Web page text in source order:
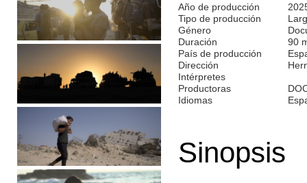
Año de producción
Tipo de producción
Género
Duración
90
País de producción
Dirección
Intérpretes
Productoras
Idiomas
Sinopsis